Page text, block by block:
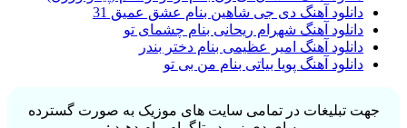
دانلود آهنگ دی جی شاهین بنام عشق عمیق 31
دانلود آهنگ شهرام ریحانی بنام چشمای تو
دانلود آهنگ امیر عظیمی بنام دختر بندر
دانلود آهنگ پویا بیاتی بنام من بی تو
جهت تبلیغات در تمامی سایت های موزیک به صورت گسترده